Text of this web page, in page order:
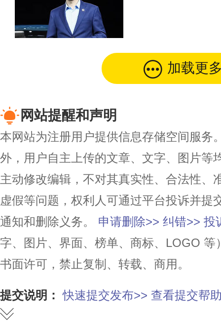
加载更
网站提醒和声明
本网站为注册用户提供信息存储空间服务
外，用户自主上传的文章、文字、图片等
主动修改编辑，不对其真实性、合法性、
虚假等问题，权利人可通过平台投诉并提
通知和删除义务。
申请删除>> 纠错>> 投
字、图片、界面、榜单、商标、LOGO
书面许可，禁止复制、转载、商用。
提交说明： 快速提交发布>> 查看提交帮